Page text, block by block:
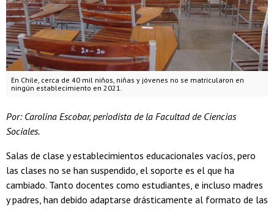
En Chile, cerca de 40 mil niños, niñas y jóvenes no se matricularon en
ningún establecimiento en 2021.
Por: Carolina Escobar, periodista de la Facultad de Ciencias
Sociales.
Salas de clase y establecimientos educacionales vacíos, pero
las clases no se han suspendido, el soporte es el que ha
cambiado. Tanto docentes como estudiantes, e incluso madres
y padres, han debido adaptarse drásticamente al formato de las